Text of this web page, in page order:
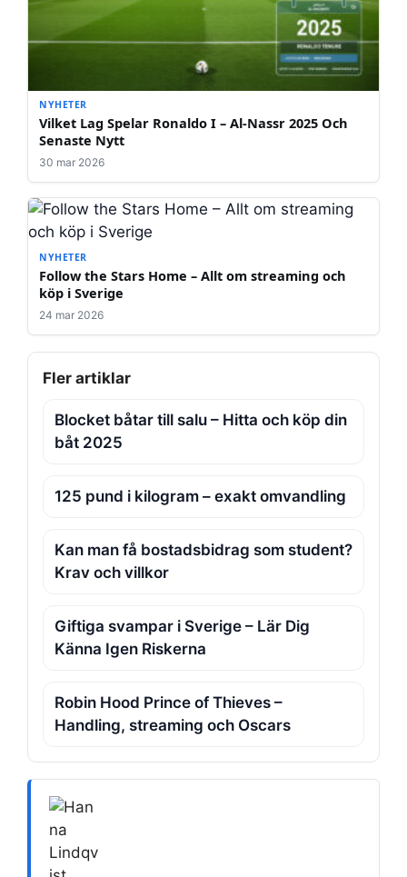
NYHETER
Vilket Lag Spelar Ronaldo I – Al-Nassr 2025 Och
Senaste Nytt
30 mar 2026
NYHETER
Follow the Stars Home – Allt om streaming och
köp i Sverige
24 mar 2026
Fler artiklar
Blocket båtar till salu – Hitta och köp din
båt 2025
125 pund i kilogram – exakt omvandling
Kan man få bostadsbidrag som student?
Krav och villkor
Giftiga svampar i Sverige – Lär Dig
Känna Igen Riskerna
Robin Hood Prince of Thieves –
Handling, streaming och Oscars